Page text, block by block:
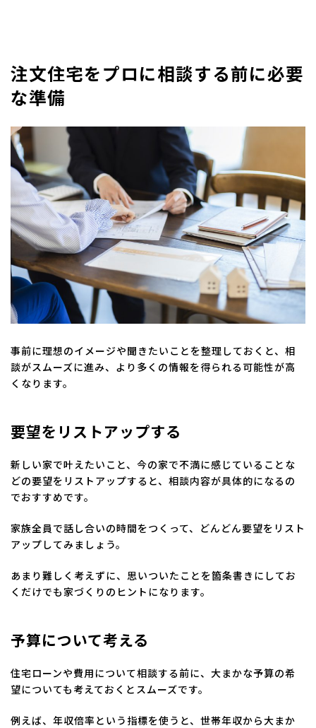
注文住宅をプロに相談する前に必要
な準備
事前に理想のイメージや聞きたいことを整理しておくと、相
談がスムーズに進み、より多くの情報を得られる可能性が高
くなります。
要望をリストアップする
新しい家で叶えたいこと、今の家で不満に感じていることな
どの要望をリストアップすると、相談内容が具体的になるの
でおすすめです。
家族全員で話し合いの時間をつくって、どんどん要望をリスト
アップしてみましょう。
あまり難しく考えずに、思いついたことを箇条書きにしてお
くだけでも家づくりのヒントになります。
予算について考える
住宅ローンや費用について相談する前に、大まかな予算の希
望についても考えておくとスムーズです。
例えば、年収倍率という指標を使うと、世帯年収から大まか